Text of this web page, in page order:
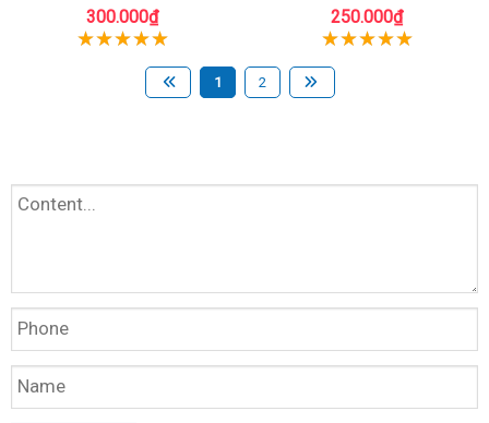
300.000₫ 250.000₫
1 2